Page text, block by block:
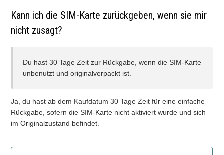
fehlgeschlagenen Abonnement ändern
Was tun, wenn die Aktivierungs-E-Mail nicht ankommt?
Gibt es eine Mindestvertragslaufzeit oder Verpflichtung?
Hat die SIM Roaming?
Kann ich die SIM-Karte zurückgeben, wenn sie mir
nicht zusagt?
Du hast 30 Tage Zeit zur Rückgabe, wenn die SIM-Karte
unbenutzt und originalverpackt ist.
Ja, du hast ab dem Kaufdatum 30 Tage Zeit für eine einfache
Rückgabe, sofern die SIM-Karte nicht aktiviert wurde und sich
im Originalzustand befindet.